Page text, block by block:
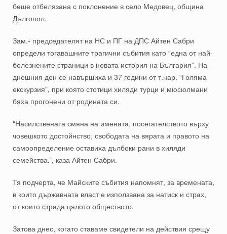
беше отбелязана с поклонение в село Медовец, община
Дългопол.
Зам.- председателят на НС и ПГ на ДПС Айтен Сабри
определи тогавашните трагични събития като “една от най-
болезнените страници в новата история на България”. На
днешния ден се навършиха и 37 години от т.нар. “Голяма
екскурзия”, при която стотици хиляди турци и мюсюлмани
бяха прогонени от родината си.
“Насилствената смяна на имената, посегателството върху
човешкото достойнство, свободата на вярата и правото на
самоопределение оставиха дълбоки рани в хиляди
семейства.”, каза Айтен Сабри.
Тя подчерта, че Майските събития напомнят, за времената,
в които държавната власт е използвана за натиск и страх,
от които страда цялото обществото.
Затова днес, когато ставаме свидетели на действия срещу